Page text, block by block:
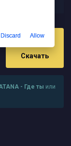
Скачать
- Где ты или
Discard Allow